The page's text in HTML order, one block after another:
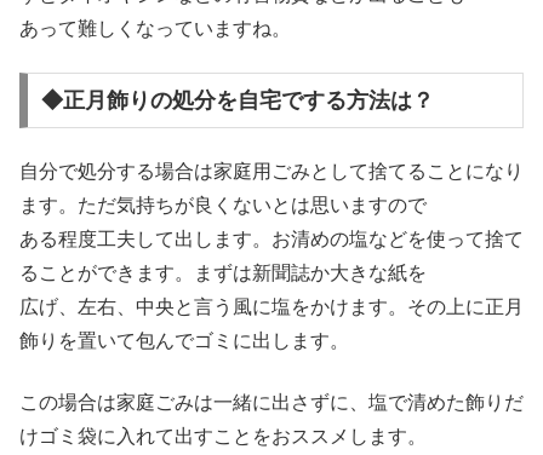
あって難しくなっていますね。
◆正月飾りの処分を自宅でする方法は？
自分で処分する場合は家庭用ごみとして捨てることになり
ます。ただ気持ちが良くないとは思いますので
ある程度工夫して出します。お清めの塩などを使って捨て
ることができます。まずは新聞誌か大きな紙を
広げ、左右、中央と言う風に塩をかけます。その上に正月
飾りを置いて包んでゴミに出します。
この場合は家庭ごみは一緒に出さずに、塩で清めた飾りだ
けゴミ袋に入れて出すことをおススメします。